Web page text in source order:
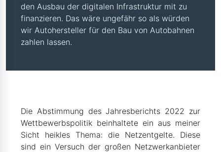
den Ausbau der digitalen Infrastruktur mit zu
finanzieren. Das wäre ungefähr so als würden
wir Autohersteller für den Bau von Autobahnen
zahlen lassen.
Die Abstimmung des Jahresberichts 2022 zur
Wettbewerbspolitik beinhaltete ein aus meiner
Sicht heikles Thema: die Netzentgelte. Diese
sind ein Versuch der großen Netzwerkanbieter